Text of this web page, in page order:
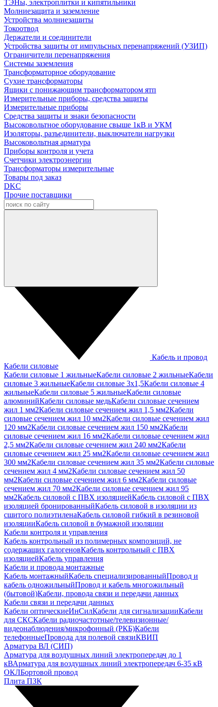
ТЭНы, электроплитки и кипятильники
Молниезащита и заземление
Устройства молниезащиты
Токоотвод
Держатели и соединители
Устройства защиты от импульсных перенапряжений (УЗИП)
Ограничители перенапряжения
Системы заземления
Трансформаторное оборудование
Сухие трансформаторы
Ящики с понижающим трансформатором ятп
Измерительные приборы, средства защиты
Измерительные приборы
Средства защиты и знаки безопасности
Высоковольтное оборудование свыше 1кВ и УКМ
Изоляторы, разъединители, выключатели нагрузки
Высоковольтная арматура
Приборы контроля и учета
Счетчики электроэнергии
Трансформаторы измерительные
Товары под заказ
DKC
Прочие поставщики
Кабель и провод
Кабели силовые
Кабели силовые 1 жильныеКабели силовые 2 жильныеКабели
силовые 3 жильныеКабели силовые 3х1,5Кабели силовые 4
жильныеКабели силовые 5 жильныеКабели силовые
алюминийКабели силовые медьКабели силовые сечением
жил 1 мм2Кабели силовые сечением жил 1,5 мм2Кабели
силовые сечением жил 10 мм2Кабели силовые сечением жил
120 мм2Кабели силовые сечением жил 150 мм2Кабели
силовые сечением жил 16 мм2Кабели силовые сечением жил
2,5 мм2Кабели силовые сечением жил 240 мм2Кабели
силовые сечением жил 25 мм2Кабели силовые сечением жил
300 мм2Кабели силовые сечением жил 35 мм2Кабели силовые
сечением жил 4 мм2Кабели силовые сечением жил 50
мм2Кабели силовые сечением жил 6 мм2Кабели силовые
сечением жил 70 мм2Кабели силовые сечением жил 95
мм2Кабель силовой с ПВХ изоляциейКабель силовой с ПВХ
изоляцией бронированныйКабель силовой в изоляции из
сшитого полиэтиленаКабель силовой гибкий в резиновой
изоляцииКабель силовой в бумажной изоляции
Кабели контроля и управления
Кабель контрольный из полимерных композиций, не
содержащих галогеновКабель контрольный с ПВХ
изоляциейКабель управления
Кабели и провода монтажные
Кабель монтажныйКабель специализированныйПровод и
кабель одножильныйПровод и кабель многожильный
(бытовой)Кабели, провода связи и передачи данных
Кабели связи и передачи данных
Кабели оптическиеИнСилКабели для сигнализацииКабели
для СКСКабели радиочастотные/телевизионные/
видеонаблюдения/микрофонный (РКБ)Кабели
телефонныеПровода для полевой связиКВИП
Арматура ВЛ (СИП)
Арматура для воздушных линий электропередач до 1
кВАрматура для воздушных линий электропередач 6-35 кВ
ОКЛБортовой провод
Плита ПЗК